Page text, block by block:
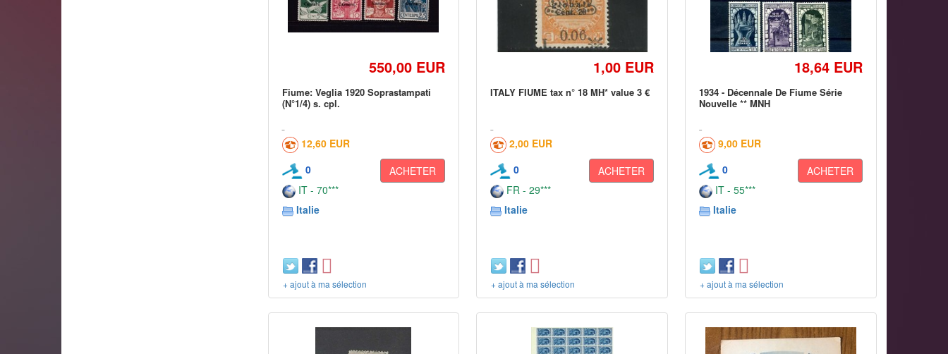
550,00 EUR
Fiume: Veglia 1920 Soprastampati
(N°1/4) s. cpl.
12,60 EUR
0
ACHETER
IT - 70***
Italie
+ ajout à ma sélection
1,00 EUR
ITALY FIUME tax n° 18 MH* value 3 €
2,00 EUR
0
ACHETER
FR - 29***
Italie
+ ajout à ma sélection
18,64 EUR
1934 - Décennale De Fiume Série
Nouvelle ** MNH
9,00 EUR
0
ACHETER
IT - 55***
Italie
+ ajout à ma sélection